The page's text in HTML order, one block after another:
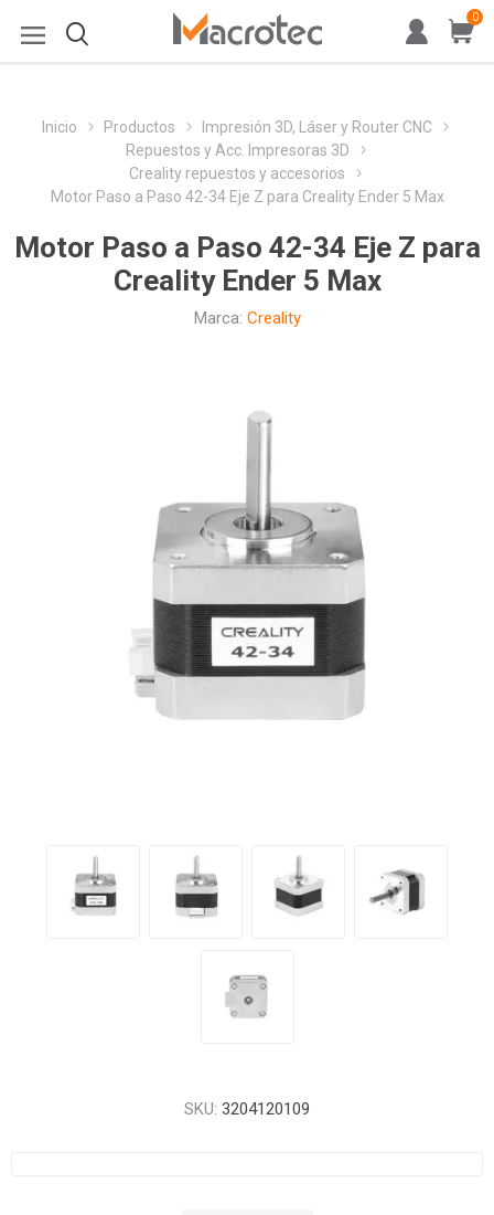
0
Inicio Productos
Impresión 3D, Láser y Router CNC
Repuestos y Acc. Impresoras 3D
Creality repuestos y accesorios
Motor Paso a Paso 42-34 Eje Z para Creality Ender 5 Max
Motor Paso a Paso 42-34 Eje Z para
Creality Ender 5 Max
Marca: Creality
SKU: 3204120109